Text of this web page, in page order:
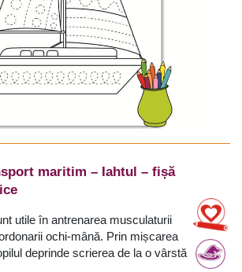
maritim – Iahtul – fișă
utile în antrenarea musculaturii
ochi-mână. Prin mișcarea
deprinde scrierea de la o vârstă